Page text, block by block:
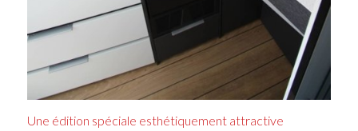
Une édition spéciale esthétiquement attractive